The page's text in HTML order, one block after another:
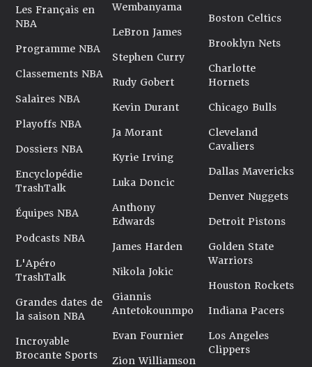
Les Français en
NBA
Programme NBA
Classements NBA
Salaires NBA
Playoffs NBA
Dossiers NBA
Encyclopédie
TrashTalk
Équipes NBA
Podcasts NBA
L'Apéro
TrashTalk
Grandes dates de
la saison NBA
Incroyable
Brocante Sports
Wembanyama
LeBron James
Stephen Curry
Rudy Gobert
Kevin Durant
Ja Morant
Kyrie Irving
Luka Doncic
Anthony
Edwards
James Harden
Nikola Jokic
Giannis
Antetokounmpo
Evan Fournier
Zion Williamson
Boston Celtics
Brooklyn Nets
Charlotte
Hornets
Chicago Bulls
Cleveland
Cavaliers
Dallas Mavericks
Denver Nuggets
Detroit Pistons
Golden State
Warriors
Houston Rockets
Indiana Pacers
Los Angeles
Clippers